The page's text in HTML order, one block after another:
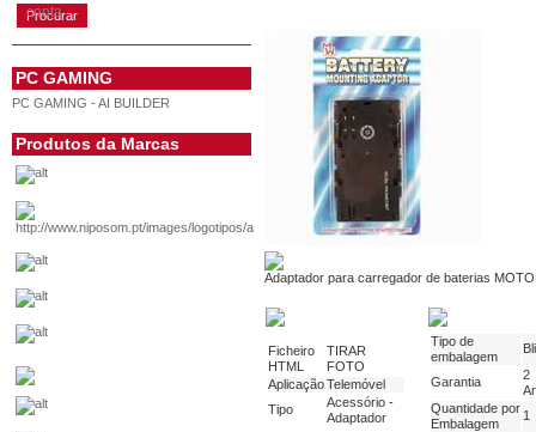
conta
PC GAMING
PC GAMING - AI BUILDER
Produtos da Marcas
Adaptador para carregador de baterias
Ficheiro
HTML
TIRAR
FOTO
AplicaçãoTelemóvel
Tipo
Acessório -
Adaptador
Tipo de
embalagem
Garantia
2
Quantidade por
Embalagem
1